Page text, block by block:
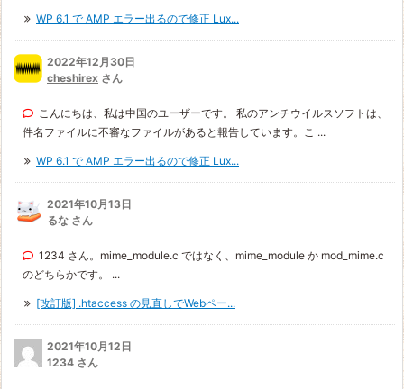
WP 6.1 で AMP エラー出るので修正 Lux...
2022年12月30日
cheshirex さん
こんにちは、私は中国のユーザーです。 私のアンチウイルスソフトは、
件名ファイルに不審なファイルがあると報告しています。こ ...
WP 6.1 で AMP エラー出るので修正 Lux...
2021年10月13日
るな さん
1234 さん。mime_module.c ではなく、mime_module か mod_mime.c
のどちらかです。 ...
[改訂版] .htaccess の見直しでWebペー...
2021年10月12日
1234 さん